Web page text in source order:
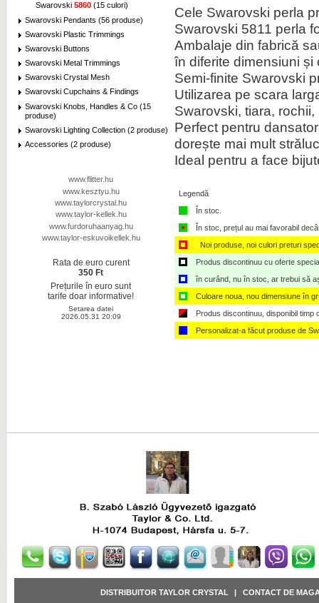
Swarovski 5860 (15 culori)
Swarovski Pendants (56 produse)
Swarovski Plastic Trimmings
Swarovski Buttons
Swarovski Metal Trimmings
Swarovski Crystal Mesh
Swarovski Cupchains & Findings
Swarovski Knobs, Handles & Co (15
produse)
Swarovski Lighting Collection (2 produse)
Accessories (2 produse)
www.flitter.hu
www.kesztyu.hu
www.taylorcrystal.hu
www.taylor-kellek.hu
www.furdoruhaanyag.hu
www.taylor-eskuvoikellek.hu
Rata de euro curent
350 Ft
Prețurile în euro sunt
tarife doar informative!
Setarea datei
2026.05.31 20:09
Click pentru marire
Click pentru marire
Click pentru marire
Click pentru marire
Click pentru marire
Cele Swarovski perla
Swarovski 5811 perla
Ambalaje din fabrică
în diferite dimensiuni și
Semi-finite Swarovski
Utilizarea pe scara
Swarovski, tiara,
Perfect pentru
dorește mai mult
Ideal pentru a face
Legendă
În stoc.
În stoc, prețul au mai favorabil
Noi produse, noi culori preturi
Produs discontinuu cu oferte
în curând, nu în stoc, ar trebui să
Culoare noua, nou dimensiune în
Produs discontinuu, disponibil timp
Personalizat-a făcut produse de
DISTRIBUITOR TAYLOR CRYSTAL | CONTACT DE